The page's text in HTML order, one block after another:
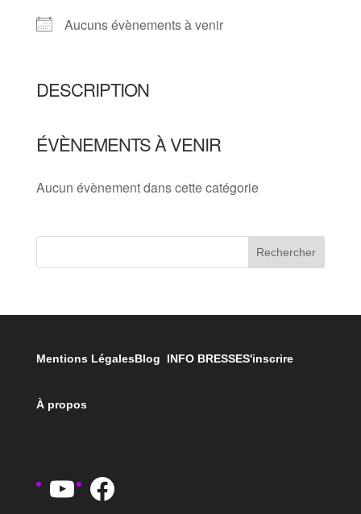
Aucuns évènements à venir
DESCRIPTION
ÉVÈNEMENTS À VENIR
Aucun évènement dans cette catégorie
Rechercher
Mentions LégalesBlog INFO BRESSES'inscrire
À propos
YouTube
Facebook